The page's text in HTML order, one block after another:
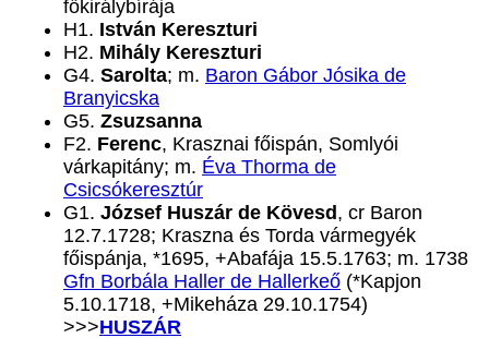
főkirálybírája
H1. István Kereszturi
H2. Mihály Kereszturi
G4. Sarolta; m. Baron Gábor Jósika de
Branyicska
G5. Zsuzsanna
F2. Ferenc, Krasznai főispán, Somlyói
várkapitány; m. Éva Thorma de
Csicsókeresztúr
G1. József Huszár de Kövesd , cr Baron
12.7.1728; Kraszna és Torda vármegyék
főispánja, *1695, +Abafája 15.5.1763; m. 1738
Gfn Borbála Haller de Hallerkeő (*Kapjon
5.10.1718, +Mikeháza 29.10.1754)
>>>HUSZÁR